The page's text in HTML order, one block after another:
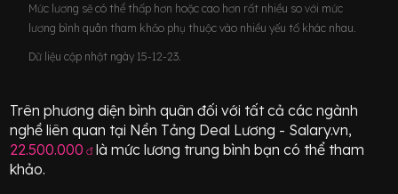
Mức lương sẽ có thể thấp hơn hoặc cao hơn rất nhiều so với mức
lương bình quân tham khảo phụ thuộc vào nhiều yếu tố khác nhau.
Dữ liệu cập nhật ngày 15-12-23.
Trên phương diện bình quân đối với tất cả các ngành
nghề liên quan tại Nền Tảng Deal Lương - Salary.vn,
22.500.000 đlà mức lương trung bình bạn có thể tham
khảo.